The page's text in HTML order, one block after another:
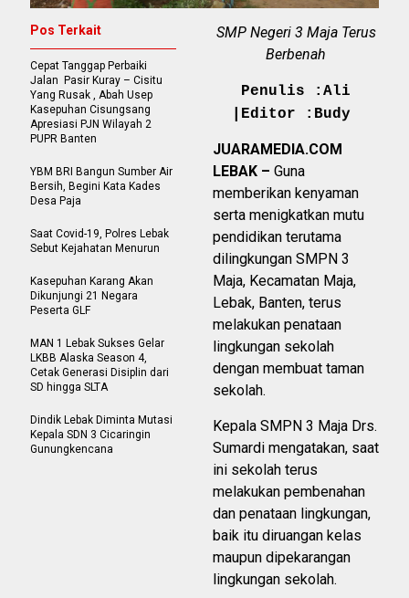
SMP Negeri 3 Maja Terus
Berbenah
Penulis :Ali
|Editor :Budy
JUARAMEDIA.COM
LEBAK – Guna
memberikan kenyaman
serta menigkatkan mutu
pendidikan terutama
dilingkungan SMPN 3
Maja, Kecamatan Maja,
Lebak, Banten, terus
melakukan penataan
lingkungan sekolah
dengan membuat taman
sekolah.
Kepala SMPN 3 Maja Drs.
Sumardi mengatakan, saat
ini sekolah terus
melakukan pembenahan
dan penataan lingkungan,
baik itu diruangan kelas
maupun dipekarangan
lingkungan sekolah.
Pos Terkait
Cepat Tanggap Perbaiki
Jalan Pasir Kuray – Cisitu
Yang Rusak , Abah Usep
Kasepuhan Cisungsang
Apresiasi PJN Wilayah 2
PUPR Banten
YBM BRI Bangun Sumber Air
Bersih, Begini Kata Kades
Desa Paja
Saat Covid-19, Polres Lebak
Sebut Kejahatan Menurun
Kasepuhan Karang Akan
Dikunjungi 21 Negara
Peserta GLF
MAN 1 Lebak Sukses Gelar
LKBB Alaska Season 4,
Cetak Generasi Disiplin dari
SD hingga SLTA
Dindik Lebak Diminta Mutasi
Kepala SDN 3 Cicaringin
Gunungkencana